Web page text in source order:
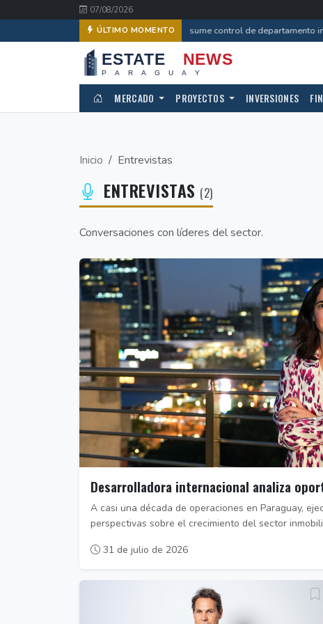
07/08/2026
ÚLTIMO MOMENTOEstado asume control de departamento
MERCADO PROYECTOS INVERSIONES
Inicio Entrevistas
ENTREVISTAS (2)
Conversaciones con líderes del sector.
Desarrolladora internacional analiza
A casi una década de operaciones en Paraguay,
perspectivas sobre el crecimiento del sector
31 de julio de 2026